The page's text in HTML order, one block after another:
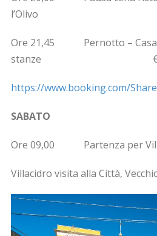
l’Olivo
Ore 21,45 Pernotto –
stanze €
https://www.booking.com/
SABATO
Ore 09,00 Partenza per
Villacidro visita alla Città,